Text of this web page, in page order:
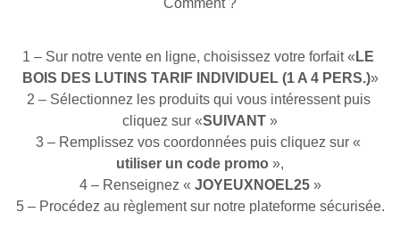
1 – Sur notre vente en ligne, choisissez votre forfait « LE
BOIS DES LUTINS TARIF INDIVIDUEL (1 A 4 PERS.)»
2 – Sélectionnez les produits qui vous intéressent puis
cliquez sur «SUIVANT »
utiliser un code promo »,
4 – Renseignez « JOYEUXNOEL25 »
5 – Procédez au règlement sur notre plateforme sécurisée.